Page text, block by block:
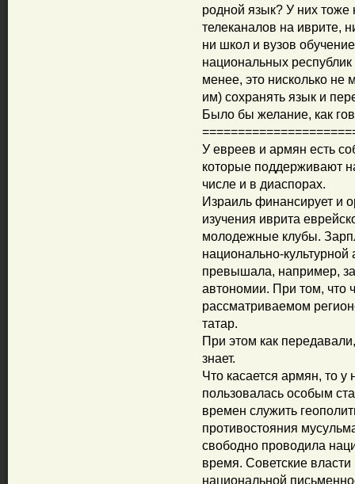
родной язык? У них тоже
телеканалов на иврите,
ни школ и вузов
национальных
менее, это нисколько
им) сохранять язык и
Было бы желание, как
У евреев и армян есть
которые поддерживают
числе и в диаспорах.
Израиль финансирует и
изучения иврита
молодежные клубы.
национально-
превышала, например,
автономии. При том, что
рассматриваемом
татар.
При этом как
знает.
Что касается армян, то
пользовалась особым
времен служить
противостояния
свободно проводила
время. Советские
национальной